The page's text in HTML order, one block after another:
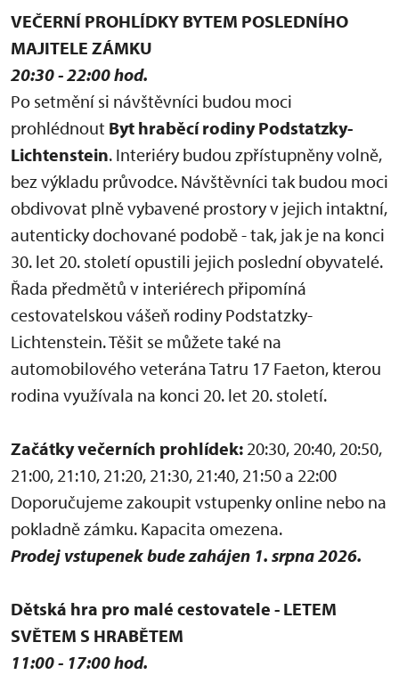
VEČERNÍ PROHLÍDKY BYTEM POSLEDNÍHO
MAJITELE ZÁMKU
20:30 - 22:00 hod.
Po setmění si návštěvníci budou moci
prohlédnout Byt hraběcí rodiny Podstatzky-
Lichtenstein. Interiéry budou zpřístupněny volně,
bez výkladu průvodce. Návštěvníci tak budou moci
obdivovat plně vybavené prostory v jejich intaktní,
autenticky dochované podobě - tak, jak je na konci
30. let 20. století opustili jejich poslední obyvatelé.
Řada předmětů v interiérech připomíná
cestovatelskou vášeň rodiny Podstatzky-
Lichtenstein. Těšit se můžete také na
automobilového veterána Tatru 17 Faeton, kterou
rodina využívala na konci 20. let 20. století.
Začátky večerních prohlídek: 20:30, 20:40, 20:50,
21:00, 21:10, 21:20, 21:30, 21:40, 21:50 a 22:00
Doporučujeme zakoupit vstupenky online nebo na
pokladně zámku. Kapacita omezena.
Prodej vstupenek bude zahájen 1. srpna 2026.
Dětská hra pro malé cestovatele - LETEM
SVĚTEM S HRABĚTEM
11:00 - 17:00 hod.